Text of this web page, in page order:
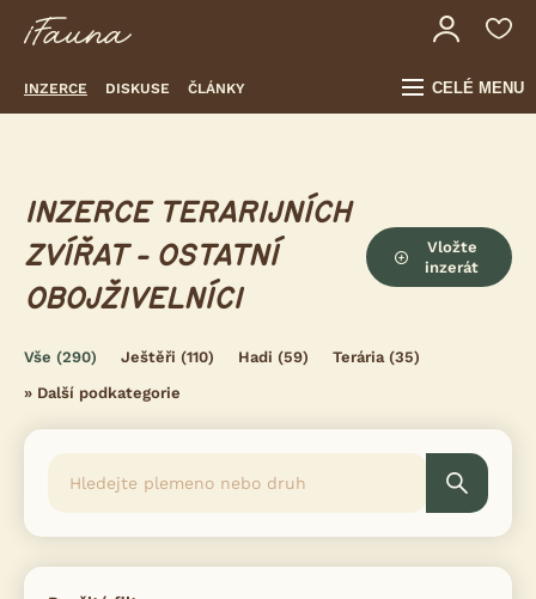
INZERCE DISKUSE ČLÁNKY CELÉ MENU
INZERCE TERARIJNÍCH
ZVÍŘAT - OSTATNÍ
OBOJŽIVELNÍCI
Vložte
inzerát
Vše (290) Ještěři (110) Hadi (59) Terária(35)
» Další podkategorie